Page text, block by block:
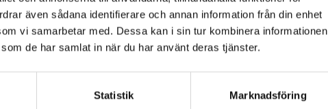
även sådana identifierare och annan information från din enhet
vi samarbetar med. Dessa kan i sin tur kombinera informationen
de har samlat in när du har använt deras tjänster.
Statistik Marknadsföring
pedagog? Här köper du in!
köper du våra böcker hos Adlibris, Bokus